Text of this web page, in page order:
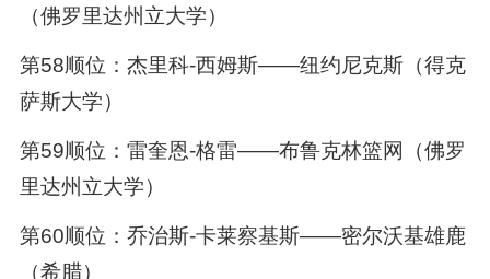
（佛罗里达州立大学）
第58顺位：杰里科-西姆斯——纽约尼克斯（得克
萨斯大学）
第59顺位：雷奎恩-格雷——布鲁克林篮网（佛罗
里达州立大学）
第60顺位：乔治斯-卡莱察基斯——密尔沃基雄鹿
（希腊）